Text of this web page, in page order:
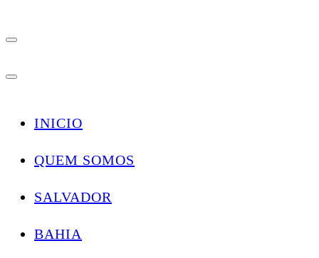
INICIO
QUEM SOMOS
SALVADOR
BAHIA